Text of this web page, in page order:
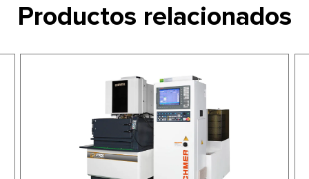
Productos relacionados